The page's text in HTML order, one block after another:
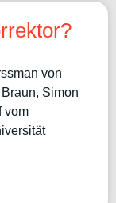
von
Simon
vom